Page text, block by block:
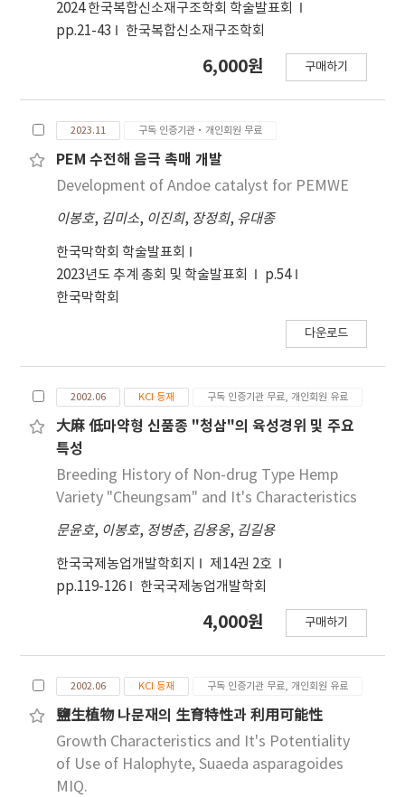
2024 한국복합신소재구조학회 학술발표회
pp.21-43
한국복합신소재구조학회
6,000원 구매하기
2023.11 구독 인증기관·개인회원 무료
PEM 수전해 음극 촉매 개발
Development of Andoe catalyst for PEMWE
이봉호, 김미소, 이진희, 장정희, 유대종
한국막학회 학술발표회
2023년도 추계 총회 및 학술발표회
p.54
한국막학회
다운로드
2002.06 KCI 등재 구독 인증기관 무료, 개인회원 유료
大麻 低마약형 신품종 "청삼"의 육성경위 및 주요
특성
Breeding History of Non-drug Type Hemp
Variety "Cheungsam" and It's Characteristics
문윤호, 이봉호, 정병춘, 김용웅, 김길용
한국국제농업개발학회지
제14권 2호
pp.119-126
한국국제농업개발학회
4,000원 구매하기
2002.06 KCI 등재 구독 인증기관 무료, 개인회원 유료
鹽生植物 나문재의 生育特性과 利用可能性
Growth Characteristics and It's Potentiality
of Use of Halophyte, Suaeda asparagoides
MIQ.